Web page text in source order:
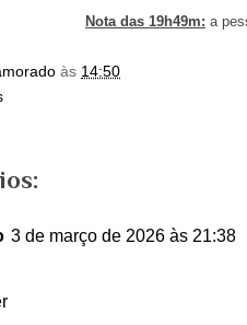
Nota das 19h49m: a
às 14:50
3 de março de 2026 às 21:38